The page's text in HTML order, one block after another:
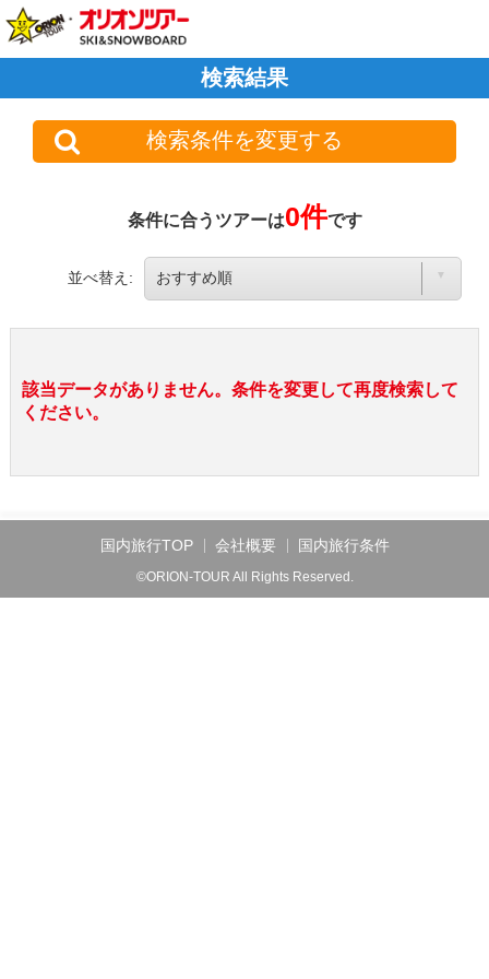
検索結果
検索条件を変更する
条件に合うツアーは0件です
並べ替え:
該当データがありません。条件を変更して再度検索して
ください。
国内旅行TOP 会社概要 国内旅行条件
©ORION-TOUR All Rights Reserved.